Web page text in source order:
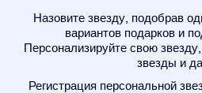
Назовите звезду, подобрав
вариантов подарков и
Персонализируйте свою
звезды и
Регистрация персональной